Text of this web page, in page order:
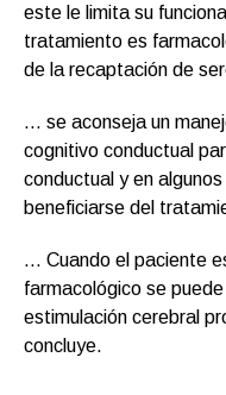
este le limita su
tratamiento es
de la recaptación de
… se aconseja un
cognitivo conductual
conductual y en
beneficiarse del
… Cuando el paciente
farmacológico se
estimulación cerebral
concluye.